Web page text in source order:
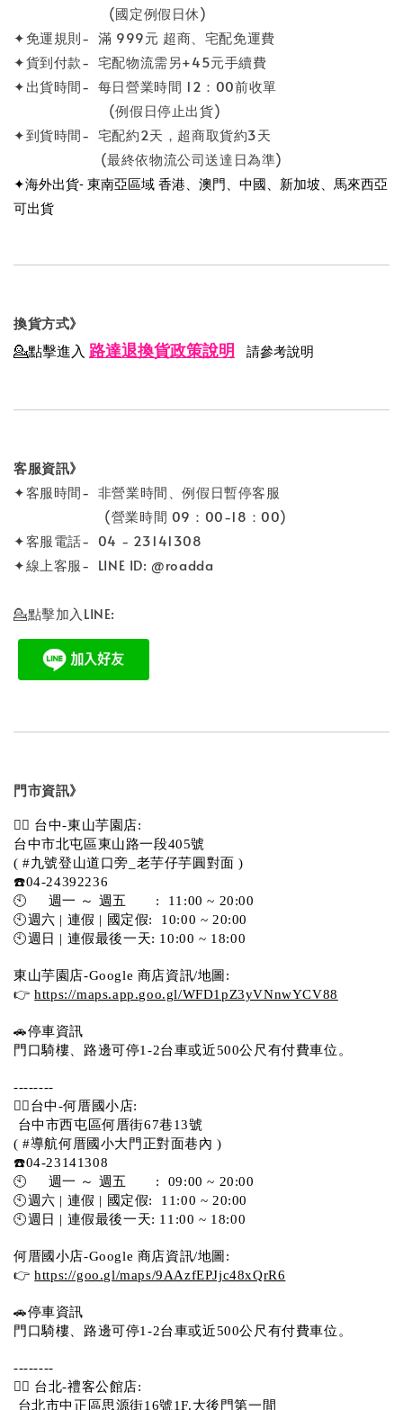
(國定例假日休)
✦免運規則- 滿 999元 超商、宅配免運費
✦貨到付款- 宅配物流需另+45元手續費
✦出貨時間- 每日營業時間 12：00前收單
(例假日停止出貨)
✦到貨時間- 宅配約2天，超商取貨約3天
(最終依物流公司送達日為準)
✦海外出貨- 東南亞區域 香港、澳門、中國、新加坡、馬來西亞
可出貨
換貨方式》
💁點擊進入 路達退換貨政策說明 請參考說明
客服資訊》
✦客服時間- 非營業時間、例假日暫停客服
(營業時間 09：00-18：00)
✦客服電話- 04 - 23141308
✦線上客服- LINE ID: @roadda
💁點擊加入LINE:
門市資訊》
💁‍♀️ 台中-東山芋園店:
台中市北屯區東山路一段405號
( #九號登山道口旁_老芋仔芋圓對面 )
☎️04-24392236
🕙     週一 ～ 週五       :  11:00 ~ 20:00
🕙週六 | 連假 | 國定假:  10:00 ~ 20:00
🕙週日 | 連假最後一天: 10:00 ~ 18:00
東山芋園店-Google 商店資訊/地圖:
👉 https://maps.app.goo.gl/WFD1pZ3yVNnwYCV88
🚗停車資訊
門口騎樓、路邊可停1-2台車或近500公尺有付費車位。
--------
💁‍♀️台中-何厝國小店:
台中市西屯區何厝街67巷13號
( #導航何厝國小大門正對面巷內 )
☎️04-23141308
🕙     週一 ～ 週五       :  09:00 ~ 20:00
🕙週六 | 連假 | 國定假:  11:00 ~ 20:00
🕙週日 | 連假最後一天: 11:00 ~ 18:00
何厝國小店-Google 商店資訊/地圖:
👉 https://goo.gl/maps/9AAzfEPJjc48xQrR6
🚗停車資訊
門口騎樓、路邊可停1-2台車或近500公尺有付費車位。
--------
💁‍♀️ 台北-禮客公館店:
台北市中正區思源街16號1F.大後門第一間